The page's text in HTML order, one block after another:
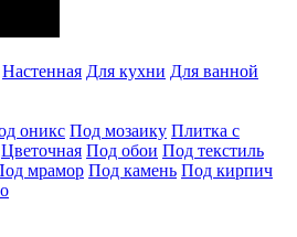
Настенная Для кухни Для ванной
оникс Под мозаику Плитка с
Цветочная Под обои Под текстиль
мрамор Под камень Под кирпич